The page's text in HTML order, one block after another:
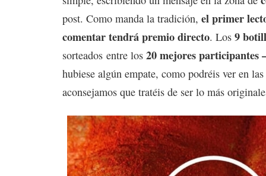
post. Como manda la tradición, el primer
comentar tendrá premio directo. Los 9
sorteados entre los 20 mejores participantes
hubiese algún empate, como podréis ver en las
aconsejamos que tratéis de ser lo más